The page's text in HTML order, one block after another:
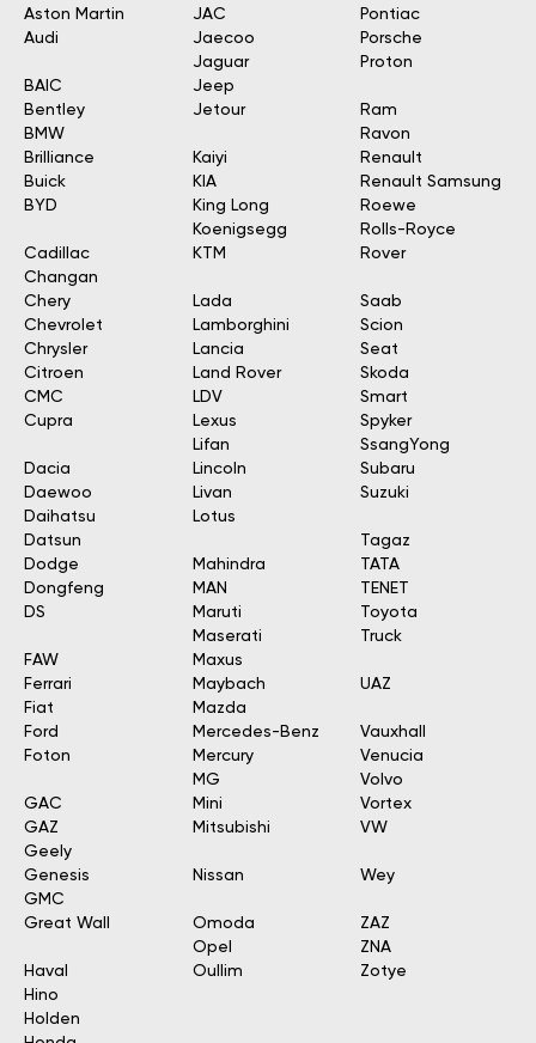
Aston Martin
Audi
BAIC
Bentley
BMW
Brilliance
Buick
BYD
Cadillac
Changan
Chery
Chevrolet
Chrysler
Citroen
CMC
Cupra
Dacia
Daewoo
Daihatsu
Datsun
Dodge
Dongfeng
DS
FAW
Ferrari
Fiat
Ford
Foton
GAC
GAZ
Geely
Genesis
GMC
Great Wall
Haval
Hino
Holden
JAC
Jaecoo
Jaguar
Jeep
Jetour
Kaiyi
KIA
King Long
Koenigsegg
KTM
Lada
Lamborghini
Lancia
Land Rover
LDV
Lexus
Lifan
Lincoln
Livan
Lotus
Mahindra
MAN
Maruti
Maserati
Maxus
Maybach
Mazda
Mercedes-Benz
Mercury
MG
Mini
Mitsubishi
Nissan
Omoda
Opel
Oullim
Pontiac
Porsche
Proton
Ram
Ravon
Renault
Renault Samsung
Roewe
Rolls-Royce
Rover
Saab
Scion
Seat
Skoda
Smart
Spyker
SsangYong
Subaru
Suzuki
Tagaz
TATA
TENET
Toyota
Truck
UAZ
Vauxhall
Venucia
Volvo
Vortex
VW
Wey
ZAZ
ZNA
Zotye